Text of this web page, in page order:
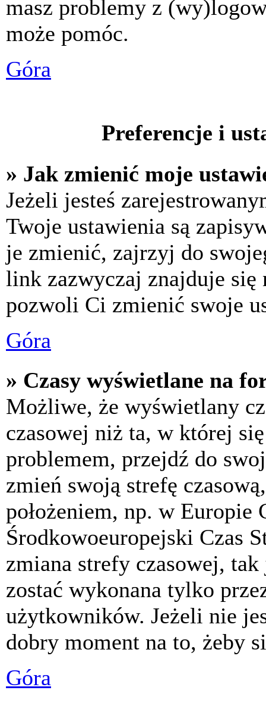
masz problemy z
może pomóc.
Góra
Preferencje i
» Jak zmienić moje
Jeżeli jesteś
Twoje ustawienia są
je zmienić, zajrzyj do
link zazwyczaj znajduje się
pozwoli Ci zmienić swoje
Góra
» Czasy wyświetlane na
Możliwe, że wyświetlany
czasowej niż ta, w której
problemem, przejdź do
zmień swoją strefę
położeniem, np. w Europie
Środkowoeuropejski Czas
zmiana strefy czasowej,
zostać wykonana tylko
użytkowników. Jeżeli nie
dobry moment na to, żeby
Góra